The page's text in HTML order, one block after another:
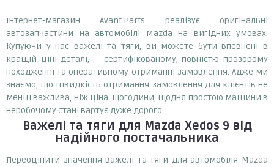
Інтернет-магазин Avant.Parts реалізує оригінальні
автозапчастини на автомобілі Mazda на вигідних умовах.
Купуючи у нас важелі та тяги, ви можете бути впевнені в
кращій ціні деталі, її сертифікованому, повністю прозорому
походженні та оперативному отриманні замовлення. Адже ми
знаємо, що швидкість отримання замовлення для клієнтів не
менш важлива, ніж ціна. Щогодини, щодня простою машини в
неробочому стані вартує дуже дорого.
Важелі та тяги для Mazda Xedos 9 від
надійного постачальника
Переоцінити значення важелі та тяги для автомобіля Mazda